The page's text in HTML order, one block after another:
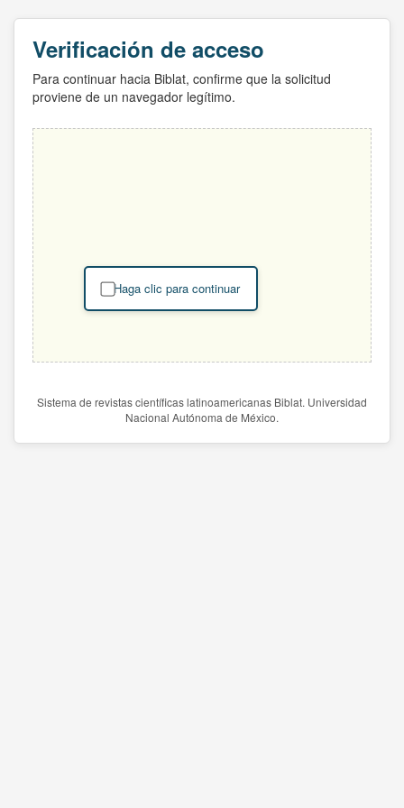
Verificación de acceso
Para continuar hacia Biblat, confirme que la solicitud
proviene de un navegador legítimo.
Haga clic para continuar
Sistema de revistas científicas latinoamericanas Biblat. Universidad
Nacional Autónoma de México.